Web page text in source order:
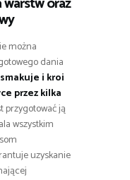
można
dania
i kroi
przez kilka
przygotować ją
wszystkim
uzyskanie